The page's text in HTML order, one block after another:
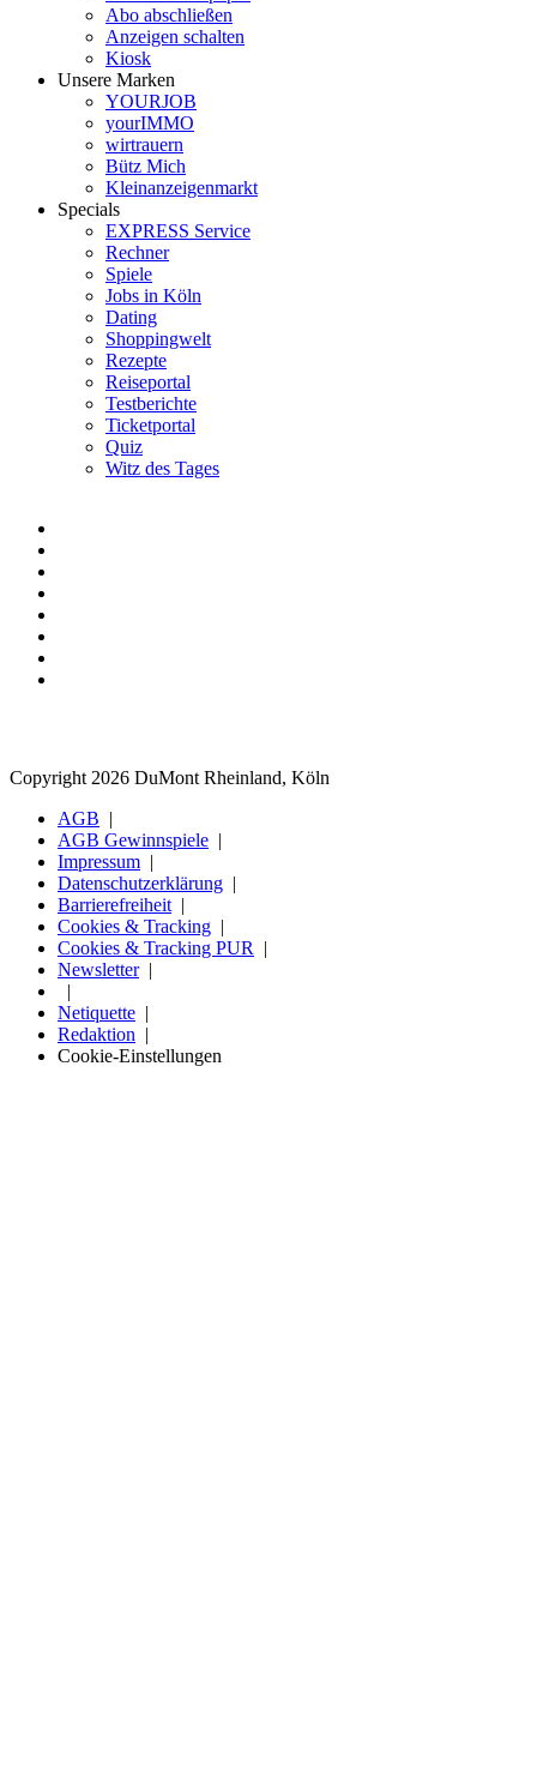
Abo abschließen
Anzeigen schalten
Kiosk
Unsere Marken
YOURJOB
yourIMMO
wirtrauern
Bütz Mich
Kleinanzeigenmarkt
Specials
EXPRESS Service
Rechner
Spiele
Jobs in Köln
Dating
Shoppingwelt
Rezepte
Reiseportal
Testberichte
Ticketportal
Quiz
Witz des Tages
Copyright 2026 DuMont Rheinland, Köln
AGB
AGB Gewinnspiele
Impressum
Datenschutzerklärung
Barrierefreiheit
Cookies & Tracking
Cookies & Tracking PUR
Newsletter
Netiquette
Redaktion
Cookie-Einstellungen